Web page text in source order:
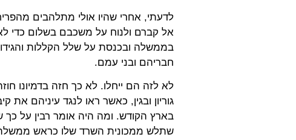
לדעתי, אחרי שהיו אולי מתלהבים
אל קברם ולנוח על משכבם בשלום כדי
בממשלה ובכנסת על שלל הקללות
חבריהם ובני עמם.
לא לזה הם ייחלו. לא כך חזה בדמיונו
גוריון ובגין, כאשר ראו לנגד עיניהם את
בארץ הקודש. ומה היה אומר רבין על כך
שתלש ממכונית השרד שלו כראש ממשלה